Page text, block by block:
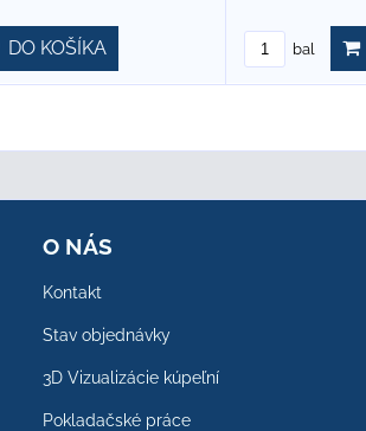
DO KOŠÍKA bal
O NÁS
Kontakt
Stav objednávky
3D Vizualizácie kúpeľní
Pokladačské práce